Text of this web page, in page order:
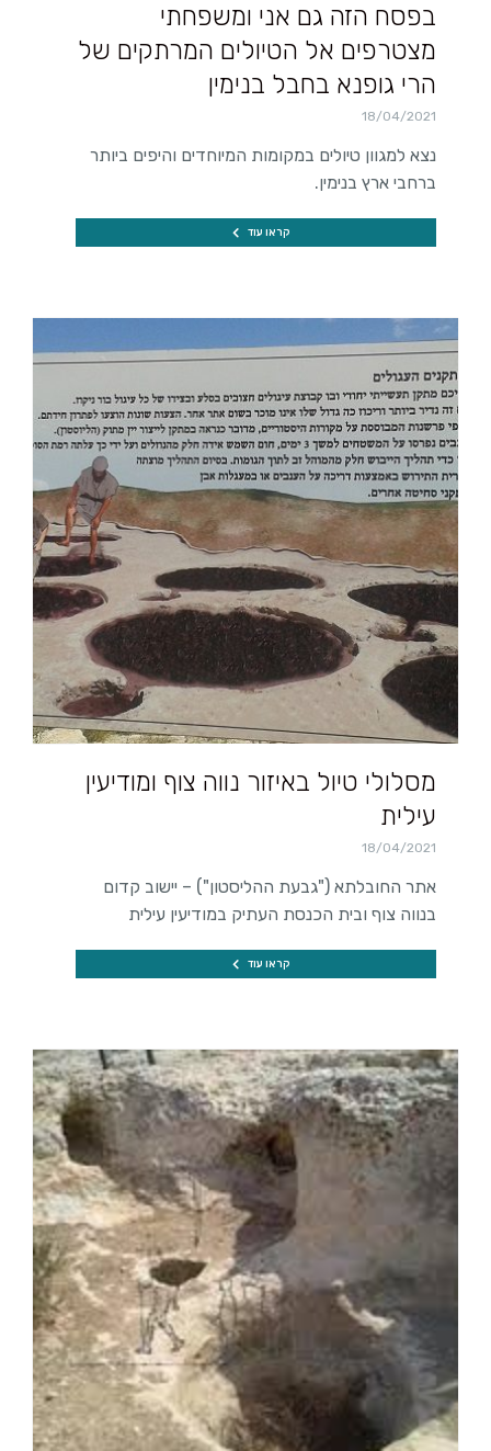
בפסח הזה גם אני ומשפחתי
מצטרפים אל הטיולים המרתקים של
הרי גופנא בחבל בנימין
18/04/2021
נצא למגוון טיולים במקומות המיוחדים והיפים ביותר
ברחבי ארץ בנימין.
קראו עוד
מסלולי טיול באיזור נווה צוף ומודיעין
עילית
18/04/2021
אתר החובלתא ("גבעת ההליסטון") – יישוב קדום
בנווה צוף ובית הכנסת העתיק במודיעין עילית
קראו עוד